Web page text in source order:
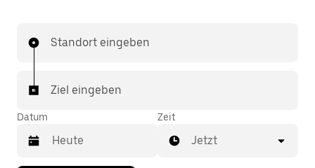
Standort eingeben
Ziel eingeben
Datum Zeit
Jetzt